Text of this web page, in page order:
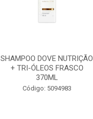
SHAMPOO DOVE NUTRIÇÃO
+ TRI-ÓLEOS FRASCO
370ML
Código: 5094983